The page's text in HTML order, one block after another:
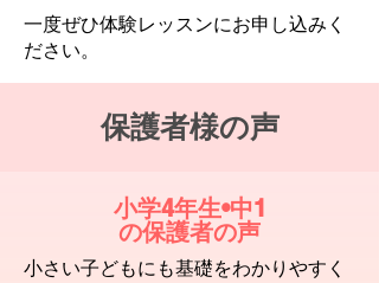
一度ぜひ体験レッスンにお申し込みく
ださい。
保護者様の声
小学4年生•中1
の保護者の声
小さい子どもにも基礎をわかりやすく